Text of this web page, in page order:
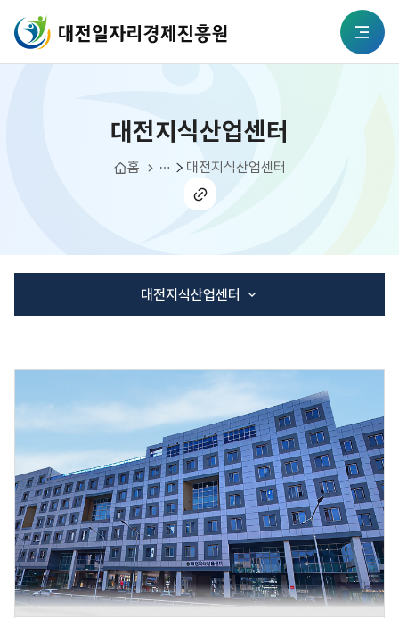
대전일자리경제진흥원
대전지식산업센터
홈
입주 및 시설
시설 및 입주안내대전지식산업센터
대전지식산업센터
대전지식산업센터
대전사회적경제혁신타운